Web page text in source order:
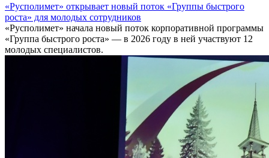
«Русполимет» открывает новый поток «Группы быстрого
роста» для молодых сотрудников
«Русполимет» начала новый поток корпоративной программы
«Группа быстрого роста» — в 2026 году в ней участвуют 12
молодых специалистов.